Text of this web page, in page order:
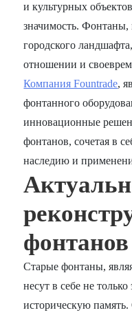
и культурных
значимость. Фонтаны,
городского
отношении и
Компания Fountrade,
фонтанного
инновационные
фонтанов, сочетая в
наследию и
фонтанов
Старые фонтаны,
несут в себе не
историческую